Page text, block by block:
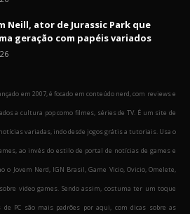
Neill, ator de Jurassic Park que
geração com papéis variados
em 2007, é focado em conteúdo nerd, com reviews e
a cultura pop como filmes, séries de TV. É um site de
variadas, indo desde jogos grátis a tutoriais. Usa o
ao invés do estilo de portal de notícias de games e
o Jovem Nerd, IGN Brasil, Game Vicio, Ovicio, Omelete,
video games. Sendo assim, costuma ter um toque
PC são mais padrões por aqui, com dicas sobre as